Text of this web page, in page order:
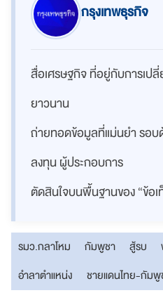
กรุงเทพธุรกิจ
สื่อเศรษฐกิจ ที่อยู่กับการเป
ยาวนาน
ถ่ายทอดข้อมูลที่แม่นยำ รอบ
ลงทุน ผู้ประกอบการ
ตัดสินใจบนพื้นฐานของ “ข้อเ
รมว.กลาโหม กัมพูชา สู้รบ
อำลาตำแหน่ง
ชายแดนไทย-กัม